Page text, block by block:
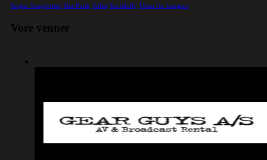
Singer Songwriter Ska-Punk Solist Surfabilly Uden for kategori
Vore venner